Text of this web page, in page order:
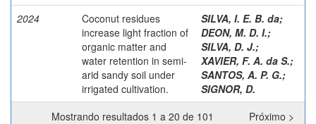
2024
Coconut residues
increase light fraction of
organic matter and
water retention in semi-
arid sandy soil under
irrigated cultivation.
SILVA, I. E. B. da;
DEON, M. D. I.;
SILVA, D. J.;
XAVIER, F. A. da S.;
SANTOS, A. P. G.;
SIGNOR, D.
Mostrando resultados 1 a 20 de 101
Próximo >